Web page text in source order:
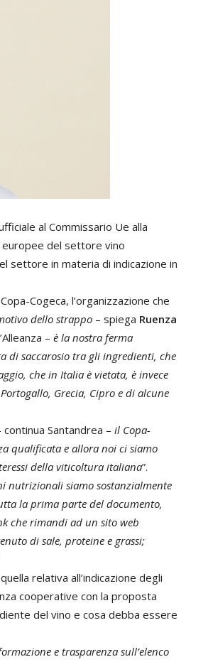
al Commissario Ue alla
europee del settore vino
settore in materia di indicazione in
Cogeca, l’organizzazione che
dello strappo – spiega Ruenza
– è la nostra ferma
di saccarosio tra gli ingredienti, che
che in Italia è vietata, è invece
Grecia, Cipro e di alcune
continua Santandrea – il Copa-
qualificata e allora noi ci siamo
della viticoltura italiana”.
nutrizionali siamo sostanzialmente
la prima parte del documento,
che rimandi ad un sito web
di sale, proteine e grassi;
relativa all’indicazione degli
cooperative con la proposta
del vino e cosa debba essere
e trasparenza sull’elenco